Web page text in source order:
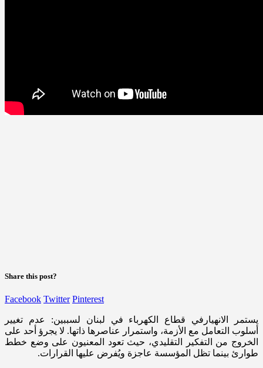
Share this post?
Facebook Twitter Pinterest
يستمر الانهيارفي قطاع الكهرباء في لبنان لسببين: عدم تغيير
أسلوب التعامل مع الأزمة، واستمرار عناصرها ذاتها. لا يجرؤ أحد على
الخروج من التفكير التقليدي، حيث تعود المعنيون على وضع خطط
طوارئ بينما تظل المؤسسة عاجزة ويُفرض عليها القرارات.